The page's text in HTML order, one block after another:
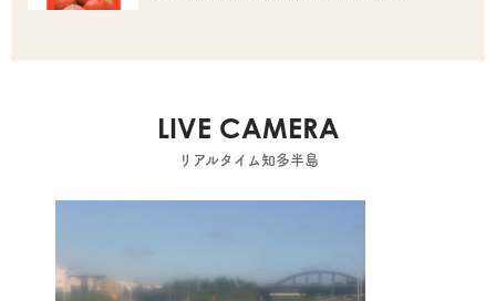
LIVE CAMERA
リアルタイム知多半島